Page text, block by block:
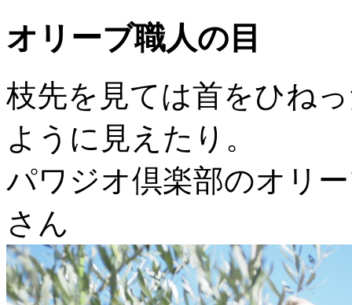
オリーブ職人の目
枝先を見ては首をひね
ように見えたり。
パワジオ倶楽部のオリ
さん